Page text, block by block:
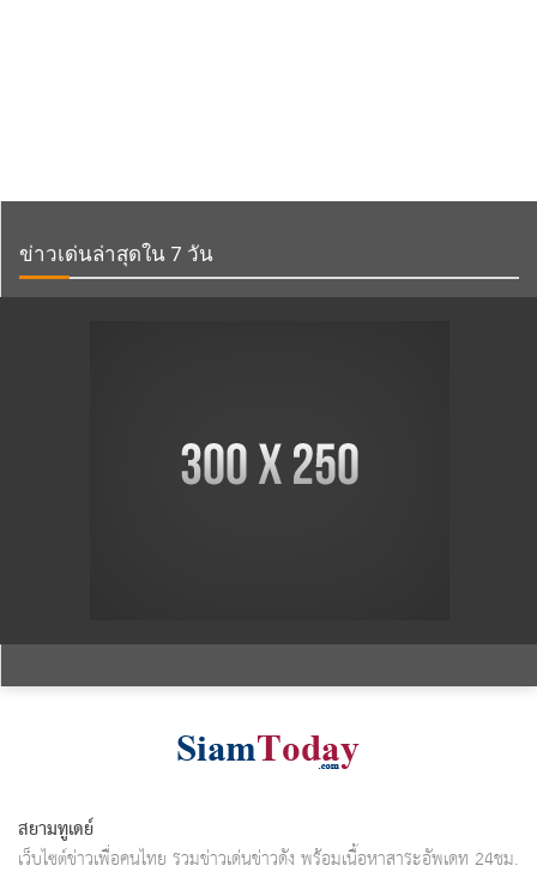
ข่าวเด่นล่าสุดใน 7 วัน
สยามทูเดย์
เว็บไซต์ข่าวเพื่อคนไทย รวมข่าวเด่นข่าวดัง พร้อมเนื้อหาสาระอัพเดท 24ชม.